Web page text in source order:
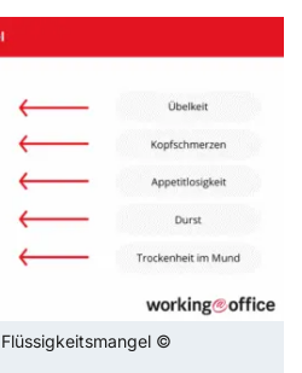
©